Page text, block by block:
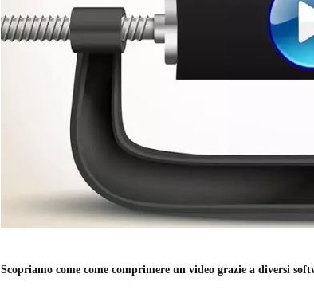
Scopriamo come come comprimere un video grazie a diversi